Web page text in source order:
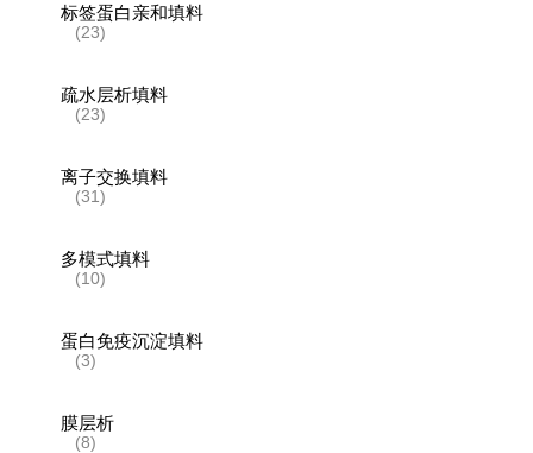
标签蛋白亲和填料
(23)
疏水层析填料
(23)
离子交换填料
(31)
多模式填料
(10)
蛋白免疫沉淀填料
(3)
膜层析
(8)